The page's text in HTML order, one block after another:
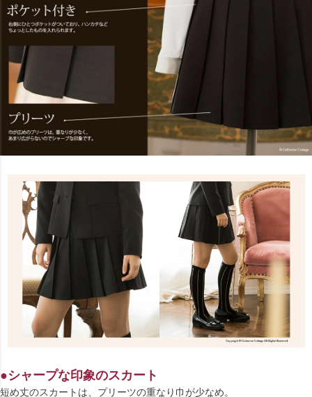
●シャープな印象のスカート
短め丈のスカートは、プリーツの重なり巾が少なめ。